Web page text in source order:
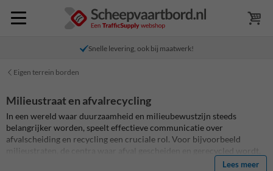
Snelle levering, ook bij maatwerk!
Eigen terrein borden
Milieustraat en afvalrecycling
In een wereld waar duurzaamheid en milieubewustzijn steeds
belangrijker worden, speelt effectieve communicatie over
afvalscheiding en recycling een cruciale rol. Voor bijvoorbeeld
milieustraten, de centra waar afval gescheiden en gerecycled wordt,
zijn duidelijke en informatieve borden onmisbaar. Deze borden
Lees meer